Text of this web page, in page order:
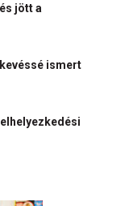
jött a
ismert